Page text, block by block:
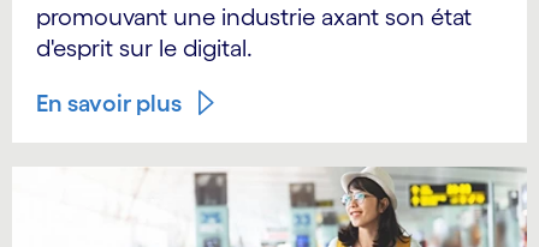
promouvant une industrie axant son état
d'esprit sur le digital.
En savoir plus